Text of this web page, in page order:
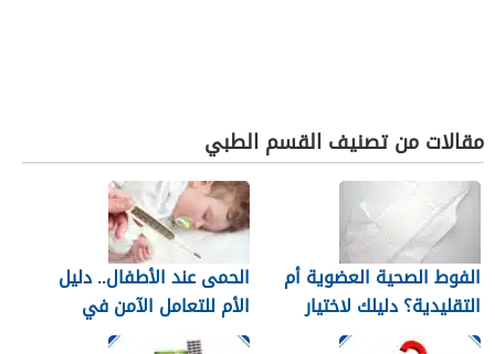
مقالات من تصنيف القسم الطبي
الفوط الصحية العضوية أم
التقليدية؟ دليلك لاختيار
النوع الأنسب لبشرتك
الحمى عند الأطفال.. دليل
الأم للتعامل الآمن في
المنزل